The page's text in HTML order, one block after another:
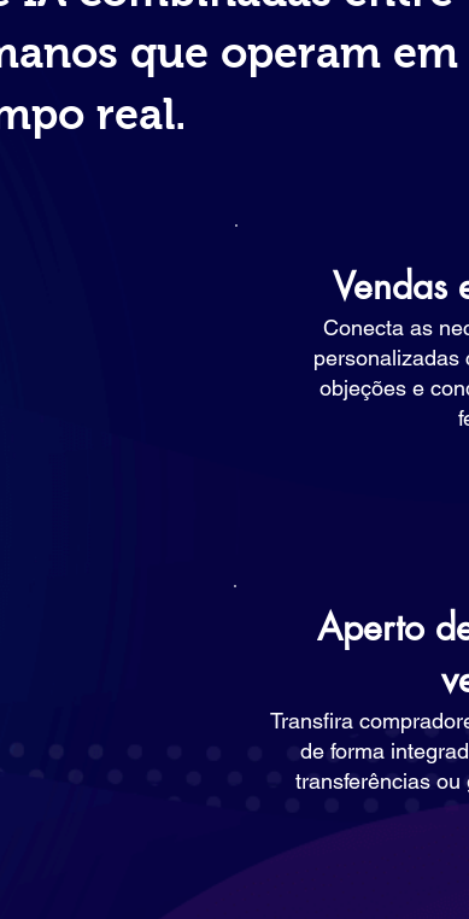
que operam em
real.
Vendas
Conecta as
objeções e
Aperto
Transfira
de forma
transferências